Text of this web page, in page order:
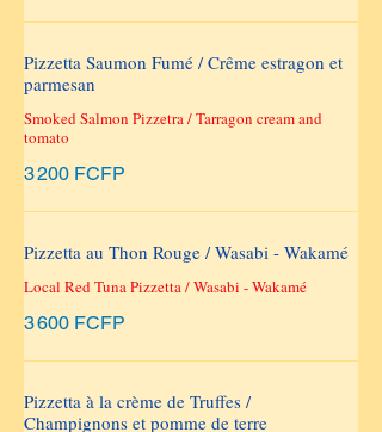
Pizzetta Saumon Fumé / Crême estragon et
parmesan
Smoked Salmon Pizzetra / Tarragon cream and
tomato
3 200 FCFP
Pizzetta au Thon Rouge / Wasabi - Wakamé
Local Red Tuna Pizzetta / Wasabi - Wakamé
3 600 FCFP
Pizzetta à la crème de Truffes /
Champignons et pomme de terre